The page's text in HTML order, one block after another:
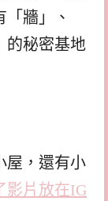
牆」、
的秘密基地
屋，還有小
影片放在IG